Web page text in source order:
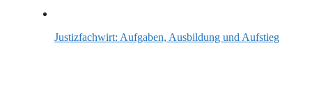
Justizfachwirt: Aufgaben, Ausbildung und Aufstieg